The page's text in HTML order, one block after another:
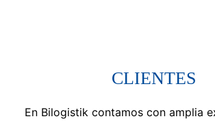
CLIENTES
En Bilogistik contamos con amplia